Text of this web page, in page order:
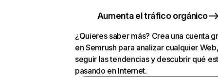
Aumenta el tráfico orgánico
¿Quieres saber más? Crea una cuenta
en Semrush para analizar cualquier
seguir las tendencias y descubrir qué
pasando en Internet.